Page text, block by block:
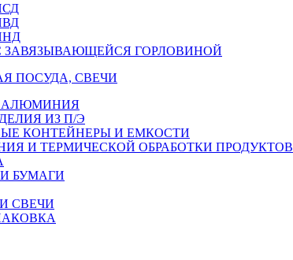
ГОРЛОВИНОЙ
ПОСУДА, СВЕЧИ
АЛЮМИНИЯ
ИЗ П/Э
КОНТЕЙНЕРЫ И ЕМКОСТИ
И ТЕРМИЧЕСКОЙ ОБРАБОТКИ ПРОДУКТОВ
БУМАГИ
СВЕЧИ